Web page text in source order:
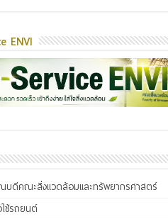
ENVI
ดีคณะสิ่งแวดล้อมและทรัพยากรศาสตร์
ช้รถยนต์